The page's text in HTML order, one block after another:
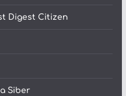
Digest Citizen
Siber